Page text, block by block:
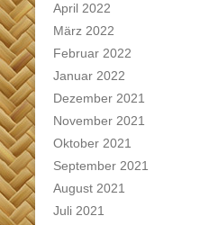
April 2022
März 2022
Februar 2022
Januar 2022
Dezember 2021
November 2021
Oktober 2021
September 2021
August 2021
Juli 2021